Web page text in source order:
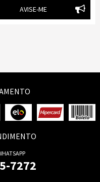
AVISE-ME
7272